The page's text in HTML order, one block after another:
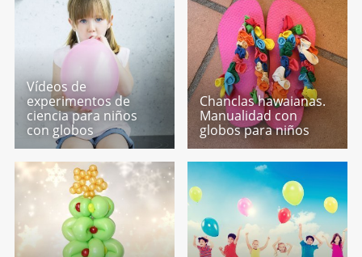
Vídeos de
experimentos de
ciencia para niños
con globos
Chanclas hawaianas.
Manualidad con
globos para niños